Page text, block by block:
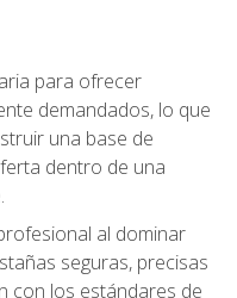
para ofrecer
demandados, lo que
una base de
dentro de una
al dominar
seguras, precisas
con los estándares de